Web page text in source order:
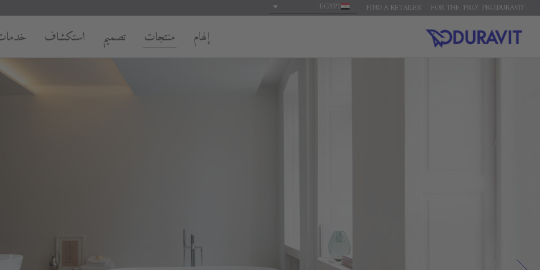
FOR THE 'PRO': PRO.DURAVIT
FIND A RETAILER
EGYPT
إلهام منتجات تصميم استكشاف